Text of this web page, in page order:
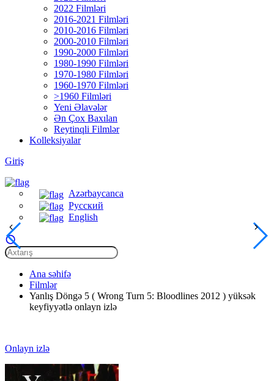
2022 Filmləri
2016-2021 Filmləri
2010-2016 Filmləri
2000-2010 Filmləri
1990-2000 Filmləri
1980-1990 Filmləri
1970-1980 Filmləri
1960-1970 Filmləri
>1960 Filmləri
Yeni Əlavələr
Ən Çox Baxılan
Reytinqli Filmlər
Kolleksiyalar
Giriş
Azərbaycanca
Русский
English
Ana səhifə
Filmlər
Yanlış Döngə 5 ( Wrong Turn 5: Bloodlines 2012 ) yüksək
keyfiyyətlə onlayn izlə
Onlayn izlə